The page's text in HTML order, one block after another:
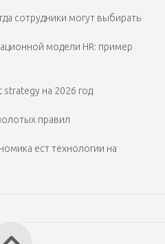
сотрудники могут выбирать
модели HR: пример
strategy на 2026 год
правил
ест технологии на